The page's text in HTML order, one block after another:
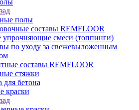
полы
составы REMFLOOR
упрочняющие смеси (топпинги)
по уходу за свежевыложенным
составы REMFLOOR
стяжки
бетона
краски